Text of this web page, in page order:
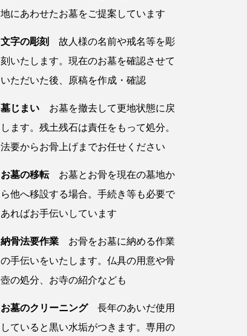
地にあわせたお墓をご提案しています
文字の彫刻
故人様の名前や戒名等を彫
刻いたします。現在のお墓を確認させて
いただいた後、原稿を作成・確認
墓じまい お墓を撤去して更地状態に戻
します。残土残石は責任をもって処分。
法要からお骨上げまでお任せください
お墓の移転お墓とお骨を現在の墓地か
ら他へ移設する場合。手続き等も必要で
あればお手伝いしています
納骨法要作業 お骨をお墓に納める作業
の手伝いをいたします。仏具の用意や骨
壺の処分、お寺の紹介なども
お墓のクリーニング長年のあいだ使用
していると黒い水垢がつきます。専用の